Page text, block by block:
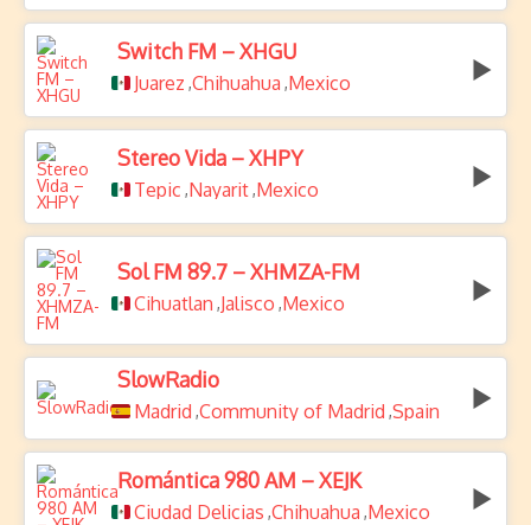
Switch FM – XHGU
Juarez ,Chihuahua ,Mexico
Stereo Vida – XHPY
Tepic ,Nayarit,Mexico
Sol FM 89.7 – XHMZA-FM
Cihuatlan ,Jalisco ,Mexico
SlowRadio
Madrid ,Community of Madrid ,Spain
Romántica 980 AM – XEJK
Ciudad Delicias ,Chihuahua ,Mexico